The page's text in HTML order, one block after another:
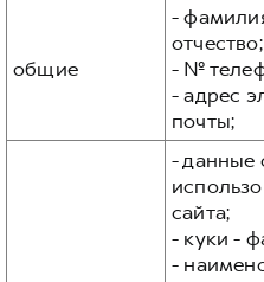
общие
-
отчество;
- №
- адрес
почты;
- данные
сайта;
- куки -
-